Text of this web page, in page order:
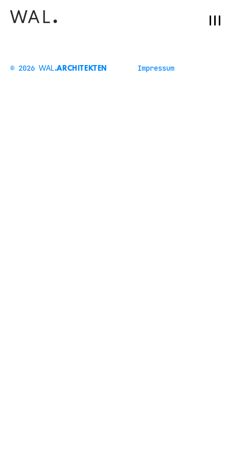
WAL.
© 2026 WAL.ARCHITEKTEN Impressum